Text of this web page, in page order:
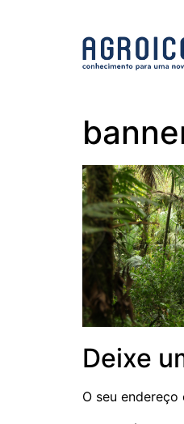
Deixe
O seu